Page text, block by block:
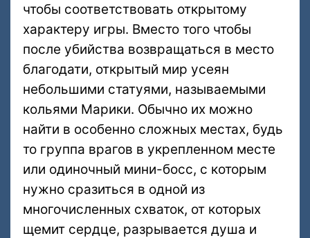
чтобы соответствовать открытому
характеру игры. Вместо того чтобы
после убийства возвращаться в место
благодати, открытый мир усеян
небольшими статуями, называемыми
кольями Марики. Обычно их можно
найти в особенно сложных местах, будь
то группа врагов в укрепленном месте
или одиночный мини-босс, с которым
нужно сразиться в одной из
многочисленных схваток, от которых
щемит сердце, разрывается душа и